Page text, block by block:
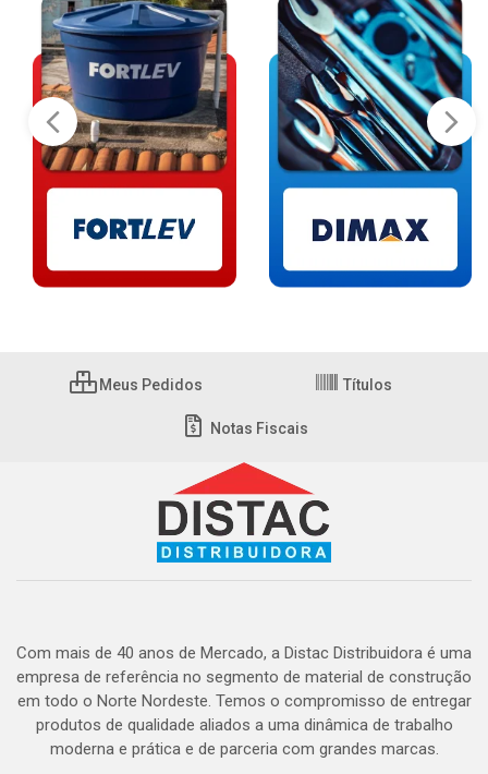
Meus Pedidos Títulos
Notas Fiscais
Com mais de 40 anos de Mercado, a Distac Distribuidora é uma
empresa de referência no segmento de material de construção
em todo o Norte Nordeste. Temos o compromisso de entregar
produtos de qualidade aliados a uma dinâmica de trabalho
moderna e prática e de parceria com grandes marcas.